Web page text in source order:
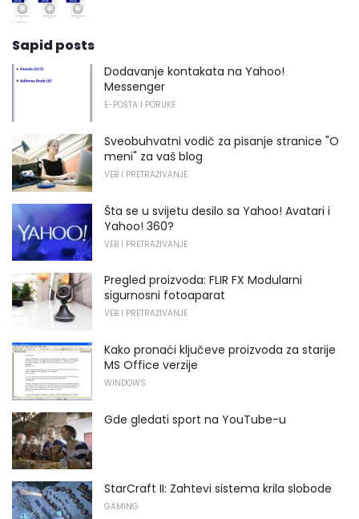
Sapid posts
Dodavanje kontakata na Yahoo!
Messenger
E-POŠTA I PORUKE
Sveobuhvatni vodič za pisanje stranice "O
meni" za vaš blog
VEB I PRETRAŽIVANJE
Šta se u svijetu desilo sa Yahoo! Avatari i
Yahoo! 360?
VEB I PRETRAŽIVANJE
Pregled proizvoda: FLIR FX Modularni
sigurnosni fotoaparat
VEB I PRETRAŽIVANJE
Kako pronaći ključeve proizvoda za starije
MS Office verzije
WINDOWS
Gde gledati sport na YouTube-u
StarCraft II: Zahtevi sistema krila slobode
GAMING